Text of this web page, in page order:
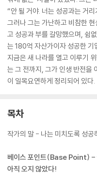
“안 될 거야. 너는 성공과는 거
그러나 그는 가난하고 비참한
고 성공과 부를 갈망했으며, 쉼
는 180억 자산가이자 성공한 기
지금은 새 나라를 열고 이루기
는 그 전까지, 그가 인생 반전을
이 일목요연하게 정리되어 있다.
목차
작가의 말 - 나는 미치도록 성공
베이스 포인트(Base Point) -
아직 오지 않았다!